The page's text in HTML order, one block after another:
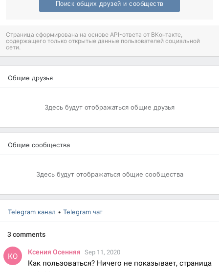
Поиск общих друзей и сообщест
Страница сформирована на основе API-ответа от ВКонтакте,
содержащего только открытые данные пользователей социальной
сети.
Общие друзья
Здесь будут отображаться общие друзья
Общие сообщества
Здесь будут отображаться общие сообщества
Telegram канал • Telegram чат